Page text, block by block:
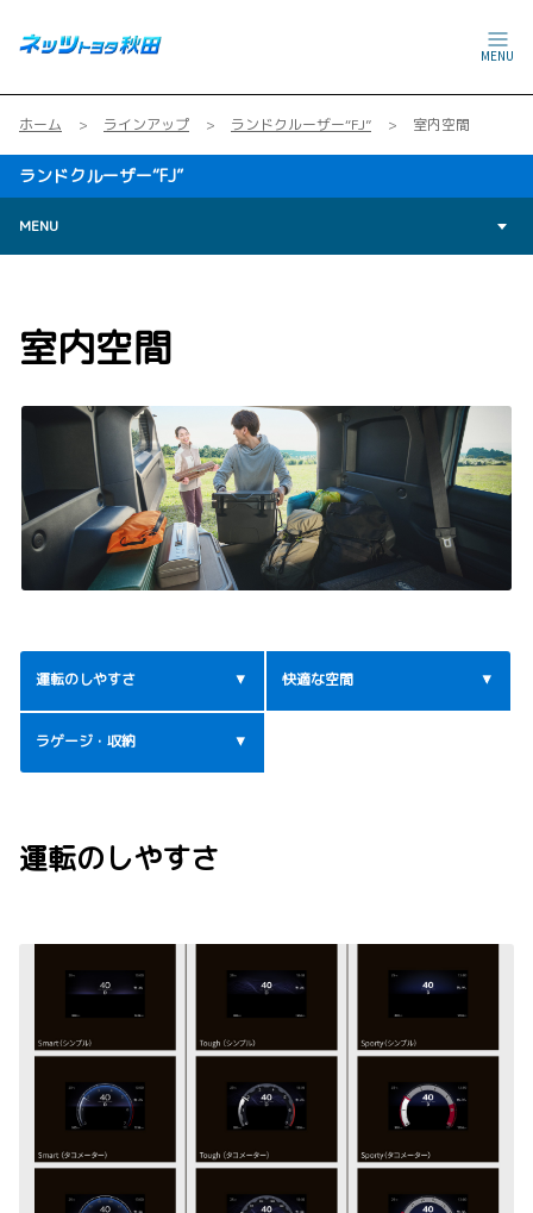
MENU
ホーム ラインアップ ランドクルーザー“FJ” 室内空間
ランドクルーザー“FJ”
MENU
室内空間
運転のしやすさ 快適な空間
ラゲージ・収納
運転のしやすさ